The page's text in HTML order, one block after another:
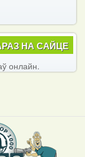
НА САЙЦЕ
онлайн.